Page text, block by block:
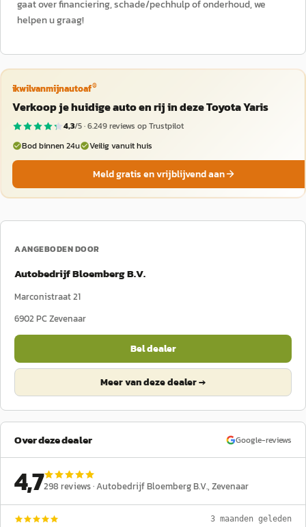
gaat over financiering, schade/pechhulp of onderhoud, we
helpen u graag!
ikwilvanmijnautoaf®
Verkoop je huidige auto en rij in deze Toyota Yaris
4,3/5 ·6.249reviews op Trustpilot
Bod binnen 24u
Veilig vanuit huis
Meld gratis en vrijblijvend aan
AANGEBODEN DOOR
Autobedrijf Bloemberg B.V.
Marconistraat 21
6902 PC Zevenaar
Bel dealer
Meer van deze dealer →
Over deze dealer Google-reviews
4,7298 reviews ·Autobedrijf Bloemberg B.V., Zevenaar
3 maanden geleden